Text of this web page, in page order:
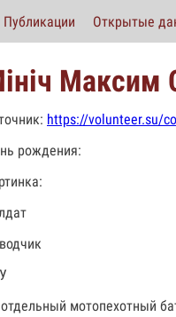
Публикации Открытые
Максим
https://volunteer.su/
рождения:
мотопехотный